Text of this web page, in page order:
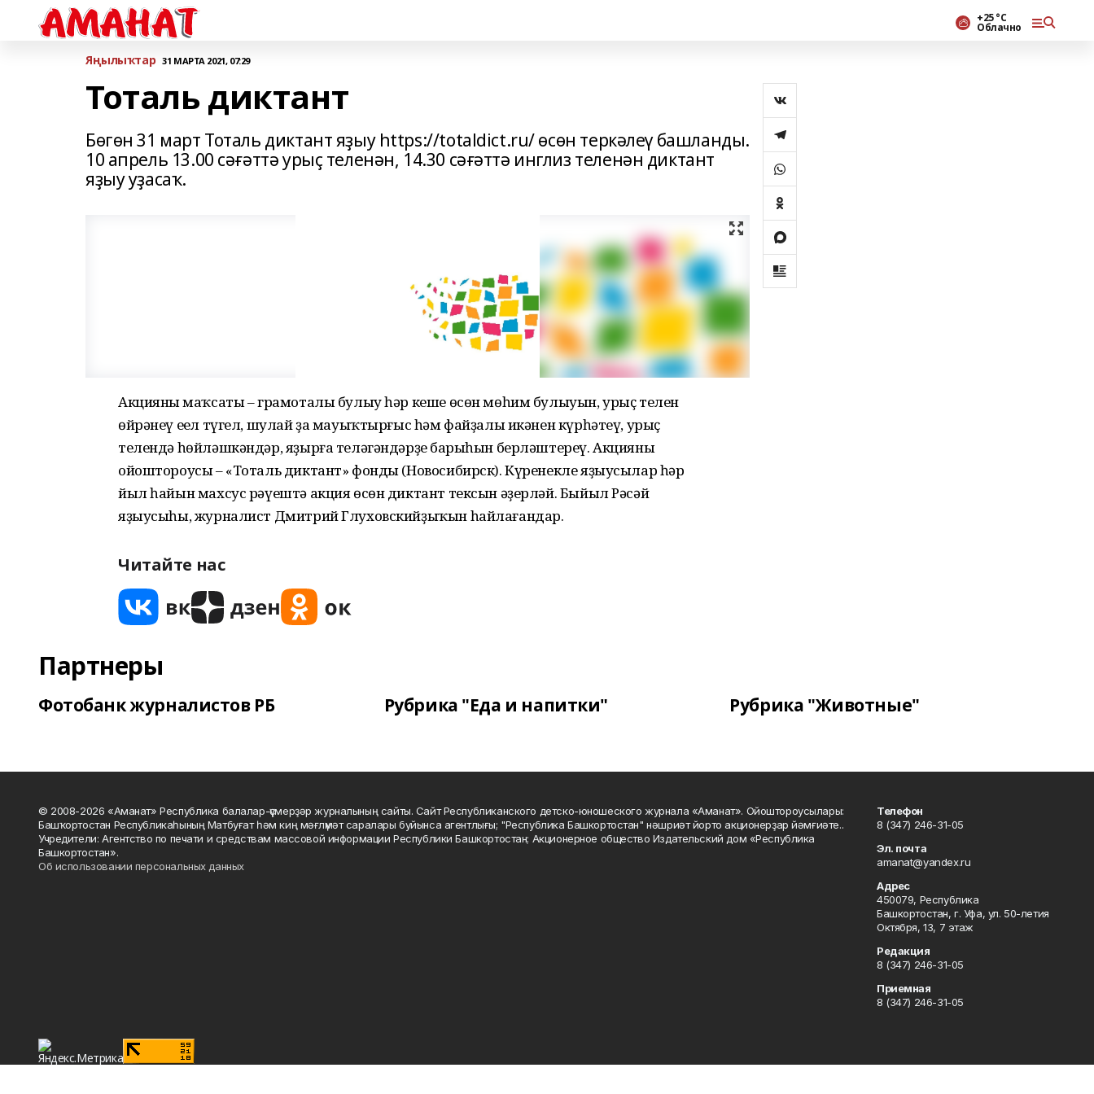
+25 °С
Облачно
Яңылыҡтар 31 МАРТА 2021, 07:29
Тоталь диктант
Бөгөн 31 март Тоталь диктант яҙыу https://totaldict.ru/ өсөн теркәлеү башланды.
10 апрель 13.00 сәғәттә урыҫ теленән, 14.30 сәғәттә инглиз теленән диктант
яҙыу уҙасаҡ.
Акцияның маҡсаты – грамоталы булыу һәр кеше өсөн мөһим булыуын, урыҫ телен
өйрәнеү еңел түгел, шулай ҙа мауыҡтырғыс һәм файҙалы икәнен күрһәтеү, урыҫ
телендә һөйләшкәндәр, яҙырға теләгәндәрҙең барыһын берләштереү. Акцияны
ойоштороусы – «Тоталь диктант» фонды (Новосибирск). Күренекле яҙыусылар һәр
йыл һайын махсус рәүештә акция өсөн диктант тексын әҙерләй. Быйыл Рәсәй
яҙыусыһы, журналист Дмитрий Глуховскийҙыҡын һайлағандар.
Читайте нас
Партнеры
Фотобанк журналистов РБ Рубрика "Еда и напитки" Рубрика "Животные"
© 2008-2026 «Аманат» Республика балалар-үҫмерҙәр журналының сайты. Сайт Республиканского детско-юношеского журнала «Аманат». Ойоштороусылары:
Башҡортостан Республикаһының Матбуғат һәм киң мәғлүмәт саралары буйынса агентлығы; "Республика Башкортостан" нәшриәт йорто акционерҙар йәмғиәте..
Учредители: Агентство по печати и средствам массовой информации Республики Башкортостан; Акционерное общество Издательский дом «Республика
Башкортостан».
Об использовании персональных данных
Телефон
8 (347) 246-31-05
Эл. почта
amanat@yandex.ru
Адрес
450079, Республика
Башкортостан, г. Уфа, ул. 50-летия
Октября, 13, 7 этаж
Редакция
8 (347) 246-31-05
Приемная
8 (347) 246-31-05